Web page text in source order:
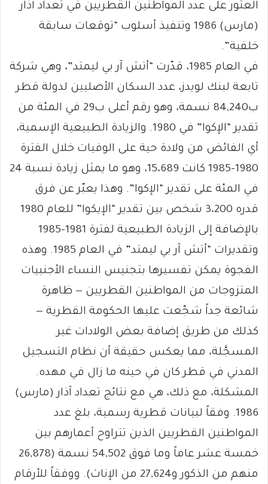
العثور على عدد المواطنين القطريين في تعداد آذار
(مارس) 1986 وتنفيذ أسلوب “توقعات سابقة
خلفية”.
في العام 1985، قدّرت “أتش آر بي ليمتد”، وهي شركة
تابعة لبنك لويدز، عدد السكان الأصليين لدولة قطر
ب84,240 نسمة، وهو رقم أعلى ب29 في المئة من
تقدير “الإكوا” في 1980. والزيادة الطبيعية الإسمية،
أي الفائض من ولادة حية على الوفيات خلال الفترة
1980-1985 كانت 15،689، وهو ما يمثل زيادة نسبة 24
في المئة على تقدير “الإكوا”. وهذا يعبّر عن فرق
قدره 3،200 شخص بين تقدير “الإيكوا” للعام 1980
بالإضافة إلى الزيادة الطبيعية لفترة 1981-1985
وتقديرات “أتش آر بي ليمتد” في العام 1985. وهذه
الفجوة يمكن تفسيرها بتجنيس النساء الأجنبيات
المتزوجات من المواطنين القطريين — ظاهرة
شائعة جداً شجّعت عليها الحكومة القطرية —
كذلك من طريق إضافة بعض الولادات غير
المسجَّلة، مما يعكس حقيقة أن نظام التسجيل
المدني في قطر كان في حينه ما زال في مهده.
المشكلة، مع ذلك، هي مع نتائج تعداد آذار (مارس)
1986. وفقاً لبيانات قطرية رسمية، بلغ عدد
المواطنين القطريين الذين تتراوح أعمارهم بين
خمسة عشر عاماً وما فوق 54,502 نسمة (26,878
منهم من الذكور و27,624 من الإناث). ووفقاً للأرقام